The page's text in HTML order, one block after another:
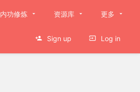
内功修炼 资源库 更多
Sign up Log in